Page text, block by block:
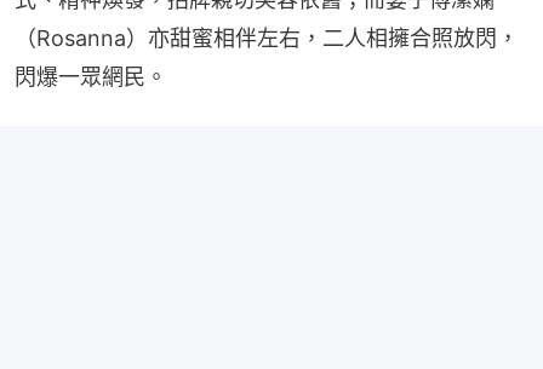
（Rosanna）亦甜蜜相伴左右，二人相擁合照放閃，
閃爆一眾網民。